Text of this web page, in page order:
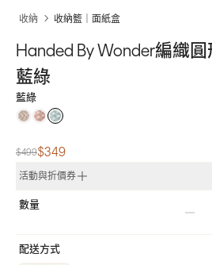
收納 收納籃｜面紙盒
Handed By Wonder編織
藍綠
藍綠
$499$349
活動與折價券
數量
配送方式